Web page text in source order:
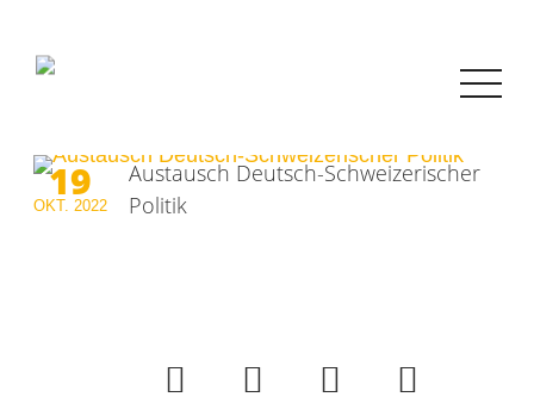
19
OKT.2022
Austausch Deutsch-Schweizerischer
Politik